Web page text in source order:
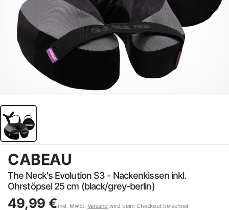
CABEAU
The Neck's Evolution S3 - Nackenkissen inkl.
Ohrstöpsel 25 cm (black/grey-berlin)
49,99 €inkl. MwSt. Versand wird beim Checkout berechnet